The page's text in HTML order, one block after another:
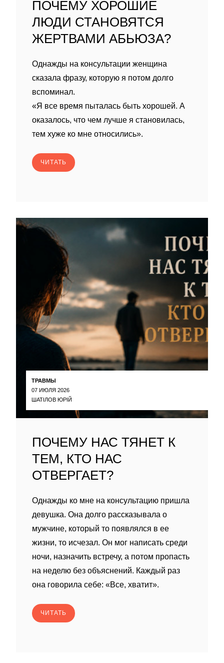
ПОЧЕМУ ХОРОШИЕ
ЛЮДИ СТАНОВЯТСЯ
ЖЕРТВАМИ АБЬЮЗА?
Однажды на консультации женщина
сказала фразу, которую я потом долго
вспоминал.
«Я все время пыталась быть хорошей. А
оказалось, что чем лучше я становилась,
тем хуже ко мне относились».
ЧИТАТЬ
ТРАВМЫ
07 ИЮЛЯ 2026
ШАТІЛОВ ЮРІЙ
ПОЧЕМУ НАС ТЯНЕТ К
ТЕМ, КТО НАС
ОТВЕРГАЕТ?
Однажды ко мне на консультацию пришла
девушка. Она долго рассказывала о
мужчине, который то появлялся в ее
жизни, то исчезал. Он мог написать среди
ночи, назначить встречу, а потом пропасть
на неделю без объяснений. Каждый раз
она говорила себе: «Все, хватит».
ЧИТАТЬ